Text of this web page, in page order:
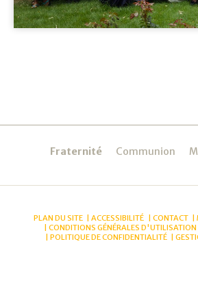
Navigation
Fraternité Communion
PLAN DU SITE ACCESSIBILITÉ CONTACT
CONDITIONS GÉNÉRALES D'UTILISATION
POLITIQUE DE CONFIDENTIALITÉ